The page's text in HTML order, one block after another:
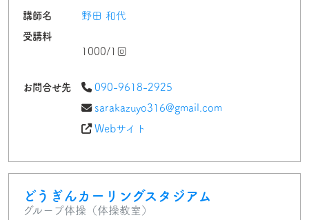
講師名
野田 和代
受講料
1000/1回
お問合せ先
090-9618-2925
sarakazuyo316@gmail.com
Webサイト
どうぎんカーリングスタジアム
グループ体操（体操教室）